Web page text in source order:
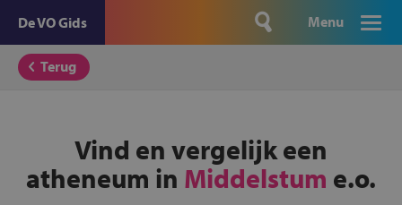
De VO Gids Menu
Terug
Vind en vergelijk een
atheneum in Middelstum e.o.